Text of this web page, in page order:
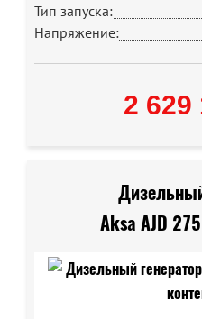
Тип запуска:
Напряжение:
2 629
Aksa AJD